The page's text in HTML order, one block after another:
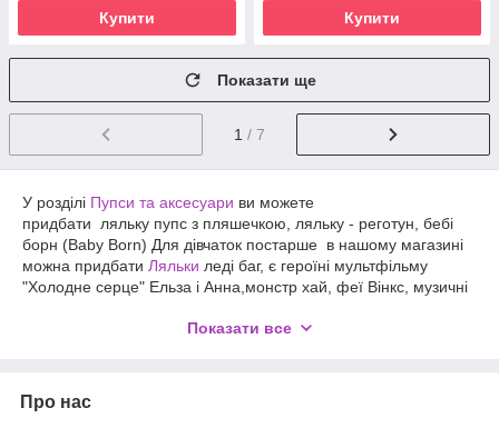
Купити Купити
Показати ще
1 / 7
У розділі Пупси та аксесуари ви можете
придбати ляльку пупс з пляшечкою, ляльку - реготун, бебі
борн (Baby Born) Для дівчаток постарше в нашому магазині
можна придбати Ляльки леді баг, є героїні мультфільму
"Холодне серце" Ельза і Анна,монстр хай, феї Вінкс, музичні
гарні, яскраві ляльки у наборі з аксесуарами, в модних
також лялька кен, і сім'я.
Вашій дитині стати доктором для своїх ляльок, в наборах є
Показати все
Про нас